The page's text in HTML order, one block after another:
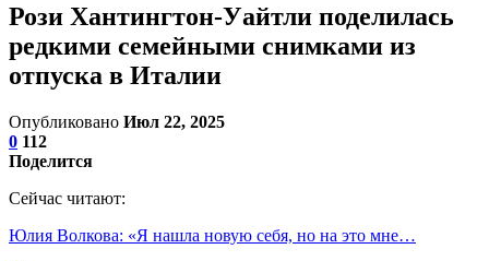
Рози Хантингтон-Уайтли поделилась
редкими семейными снимками из
отпуска в Италии
Опубликовано Июл 22, 2025
0 112
Поделится
Сейчас читают:
Юлия Волкова: «Я нашла новую себя, но на это мне…